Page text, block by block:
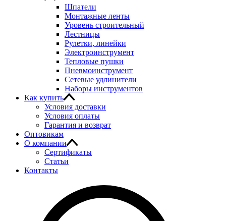
Шпатели
Монтажные ленты
Уровень строительный
Лестницы
Рулетки, линейки
Электроинструмент
Тепловые пушки
Пневмоинструмент
Сетевые удлинители
Наборы инструментов
Как купить
Условия доставки
Условия оплаты
Гарантия и возврат
Оптовикам
О компании
Сертификаты
Статьи
Контакты